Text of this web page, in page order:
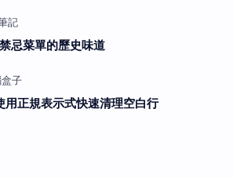
忌菜單的歷史味道
正規表示式快速清理空白行